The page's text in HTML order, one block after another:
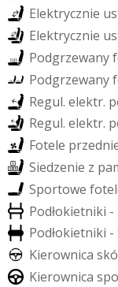
Elektrycznie us
Elektrycznie us
Podgrzewanyf
Podgrzewanyf
Regul. elektr. p
Regul. elektr. p
Fotele przedni
Siedzenie z pa
Sportowe fotel
Podłokietniki -
Podłokietniki -
Kierownica skó
Kierownica spo